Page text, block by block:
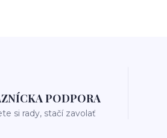
PODPORA
si rady, stačí zavolať